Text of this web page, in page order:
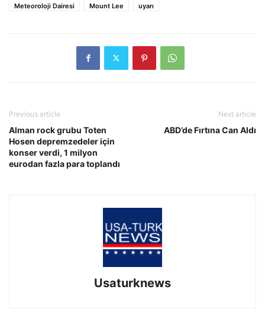
Meteoroloji Dairesi
Mount Lee uyarı
Previous article
Alman rock grubu Toten
Hosen depremzedeler için
konser verdi, 1 milyon
eurodan fazla para toplandı
Next article
ABD’de Fırtına Can Aldı
Usaturknews